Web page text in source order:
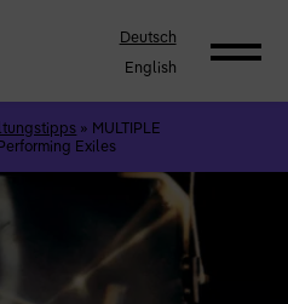
Deutsch
English
» MULTIPLE
Exiles